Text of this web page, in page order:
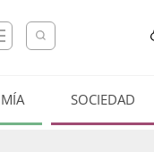
SOCIEDAD